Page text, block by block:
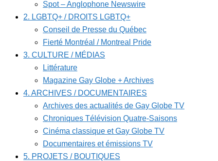
Spot – Anglophone Newswire
2. LGBTQ+ / DROITS LGBTQ+
Conseil de Presse du Québec
Fierté Montréal / Montreal Pride
3. CULTURE / MÉDIAS
Littérature
Magazine Gay Globe + Archives
4. ARCHIVES / DOCUMENTAIRES
Archives des actualités de Gay Globe TV
Chroniques Télévision Quatre-Saisons
Cinéma classique et Gay Globe TV
Documentaires et émissions TV
5. PROJETS / BOUTIQUES